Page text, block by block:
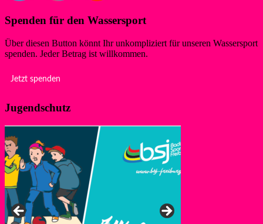
Spenden für den Wassersport
Über diesen Button könnt Ihr unkompliziert für unseren Wassersport
spenden. Jeder Betrag ist willkommen.
Jetzt spenden
Jugendschutz